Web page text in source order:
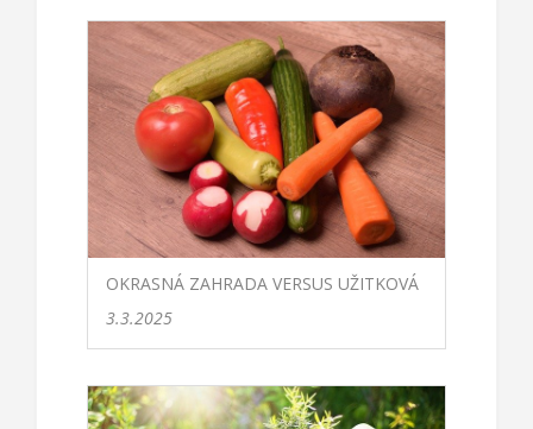
OKRASNÁ ZAHRADA VERSUS UŽITKOVÁ
3.3.2025